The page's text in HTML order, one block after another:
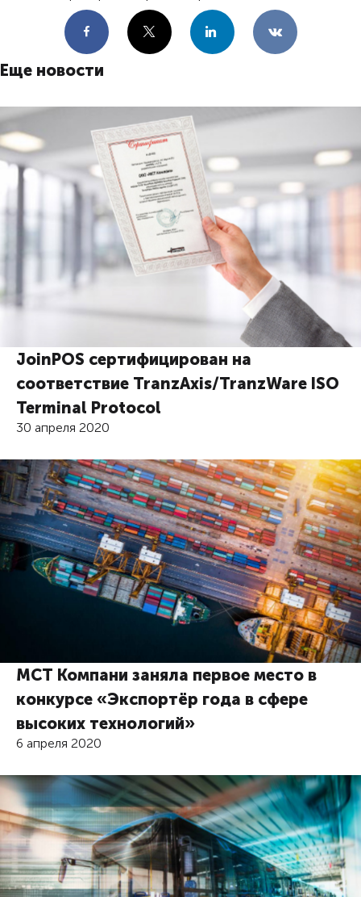
Facebook X LinkedIn VKontakte
Еще новости
JoinPOS сертифицирован на
соответствие TranzAxis/TranzWare ISO
Terminal Protocol
30 апреля 2020
МСТ Компани заняла первое место в
конкурсе «Экспортёр года в сфере
высоких технологий»
6 апреля 2020